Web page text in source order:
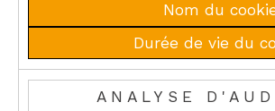
Nom du
Durée de vie du
ANALYSE